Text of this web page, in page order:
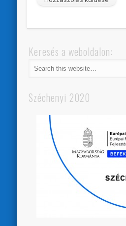
Keresés a weboldalon:
Széchenyi 2020